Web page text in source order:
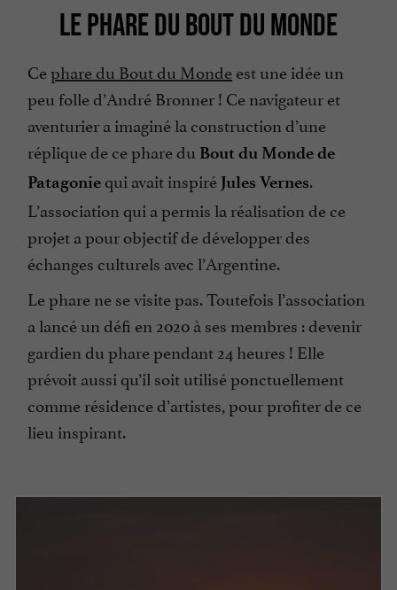
LE PHARE DU BOUT DU MONDE
Cephare du Bout du Mondeest une idée un
peu folle d’André Bronner ! Ce navigateur et
aventurier a imaginé la construction d’une
réplique de ce phare du Bout du Monde de
Patagoniequi avait inspiré Jules Vernes.
L’association qui a permis la réalisation de ce
projet a pour objectif de développer des
échanges culturels avec l’Argentine.
Le phare ne se visite pas. Toutefois l’association
a lancé un défi en 2020 à ses membres : devenir
gardien du phare pendant 24 heures ! Elle
prévoit aussi qu’il soit utilisé ponctuellement
comme résidence d’artistes, pour profiter de ce
lieu inspirant.